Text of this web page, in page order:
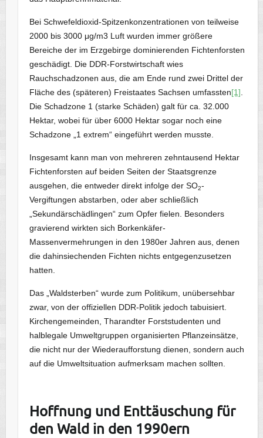
Bei Schwefeldioxid-Spitzenkonzentrationen von teilweise
2000 bis 3000 μg/m3 Luft wurden immer größere
Bereiche der im Erzgebirge dominierenden Fichtenforsten
geschädigt. Die DDR-Forstwirtschaft wies
Rauchschadzonen aus, die am Ende rund zwei Drittel der
Fläche des (späteren) Freistaates Sachsen umfassten[1]
Die Schadzone 1 (starke Schäden) galt für ca. 32.000
Hektar, wobei für über 6000 Hektar sogar noch eine
Schadzone „1 extrem“ eingeführt werden musste.
Insgesamt kann man von mehreren zehntausend Hektar
Fichtenforsten auf beiden Seiten der Staatsgrenze
ausgehen, die entweder direkt infolge der SO2-
Vergiftungen abstarben, oder aber schließlich
„Sekundärschädlingen“ zum Opfer fielen. Besonders
gravierend wirkten sich Borkenkäfer-
Massenvermehrungen in den 1980er Jahren aus, denen
die dahinsiechenden Fichten nichts entgegenzusetzen
hatten.
Das „Waldsterben“ wurde zum Politikum, unübersehbar
zwar, von der offiziellen DDR-Politik jedoch tabuisiert.
Kirchengemeinden, Tharandter Forststudenten und
halblegale Umweltgruppen organisierten Pflanzeinsätze,
die nicht nur der Wiederaufforstung dienen, sondern auch
auf die Umweltsituation aufmerksam machen sollten.
Hoffnung und Enttäuschung für
den Wald in den 1990ern